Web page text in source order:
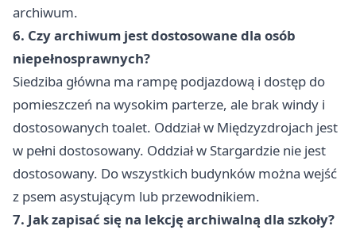
archiwum.
6. Czy archiwum jest dostosowane dla osób
niepełnosprawnych?
Siedziba główna ma rampę podjazdową i dostęp do
pomieszczeń na wysokim parterze, ale brak windy i
dostosowanych toalet. Oddział w Międzyzdrojach jest
w pełni dostosowany. Oddział w Stargardzie nie jest
dostosowany. Do wszystkich budynków można wejść
z psem asystującym lub przewodnikiem.
7. Jak zapisać się na lekcję archiwalną dla szkoły?